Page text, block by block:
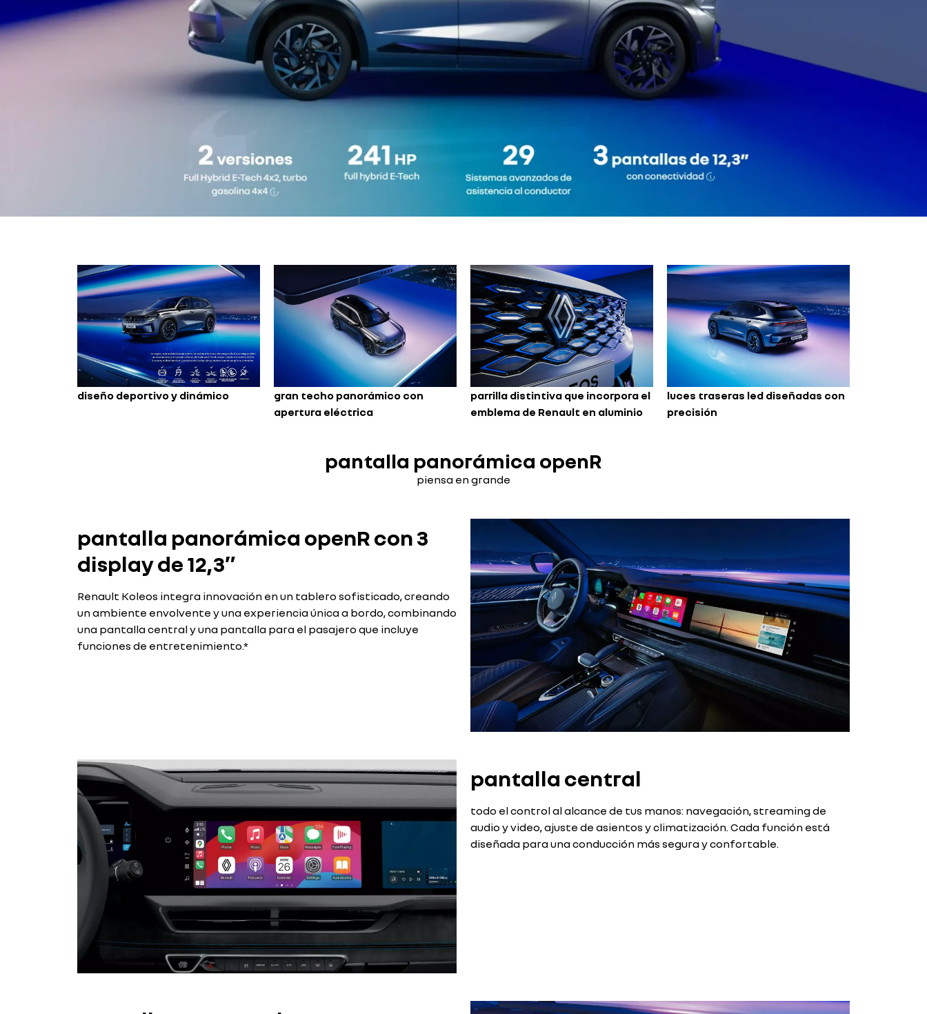
diseño deportivo y dinámico
gran techo panorámico con
apertura eléctrica
parrilla distintiva que incorpora el
emblema de Renault en aluminio
luces traseras led diseñadas con
precisión
pantalla panorámica openR
piensa en grande
pantalla panorámica openR con 3
display de 12,3″
Renault Koleos integra innovación en un tablero sofisticado, creando
un ambiente envolvente y una experiencia única a bordo, combinando
una pantalla central y una pantalla para el pasajero que incluye
funciones de entretenimiento.*
pantalla central
todo el control al alcance de tus manos: navegación, streaming de
audio y video, ajuste de asientos y climatización. Cada función está
diseñada para una conducción más segura y confortable.